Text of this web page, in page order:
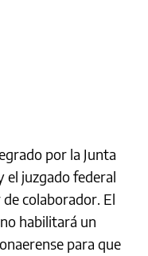
por la Junta
el juzgado federal
colaborador. El
habilitará un
para que